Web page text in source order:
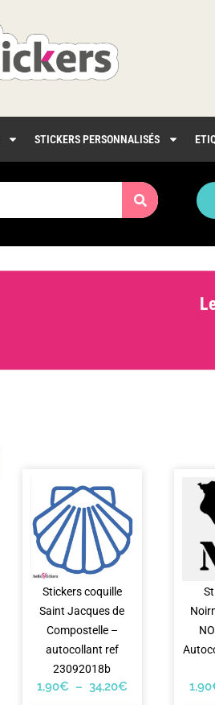
STICKERS PERSONNALISÉS
Stickers coquille
Saint Jacques de
Compostelle –
autocollant ref
23092018b
1,90€ – 34,20€ 1,90